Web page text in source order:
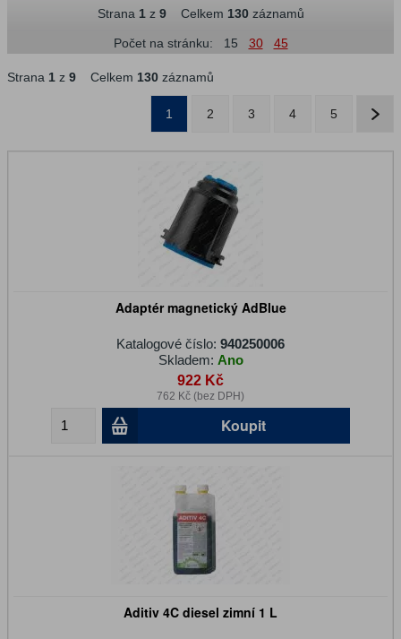
Strana 1z 9Celkem 130záznamů
Počet na stránku: 15 30 45
Strana 1 z 9 Celkem 130 záznamů
1 2 3 4 5
Adaptér magnetický AdBlue
Katalogové číslo: 940250006
Skladem: Ano
922 Kč
762 Kč (bez DPH)
Koupit
Aditiv 4C diesel zimní 1 L